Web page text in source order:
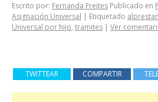
Escrito por: Fernanda Freites Publicado en
Asignación Universal | Etiquetado
Universal por hijo, tramites | Ver
TWITTEAR COMPARTIR